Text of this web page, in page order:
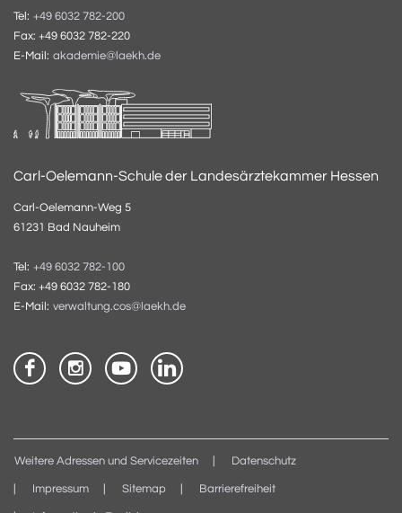
Tel: +49 6032 782-200
Fax: +49 6032 782-220
E-Mail: akademie@laekh.de
Carl-Oelemann-Schule der Landesärztekammer Hessen
Carl-Oelemann-Weg 5
61231 Bad Nauheim
Tel: +49 6032 782-100
Fax: +49 6032 782-180
E-Mail: verwaltung.cos@laekh.de
Weitere Adressen und Servicezeiten Datenschutz
Impressum Sitemap Barrierefreiheit